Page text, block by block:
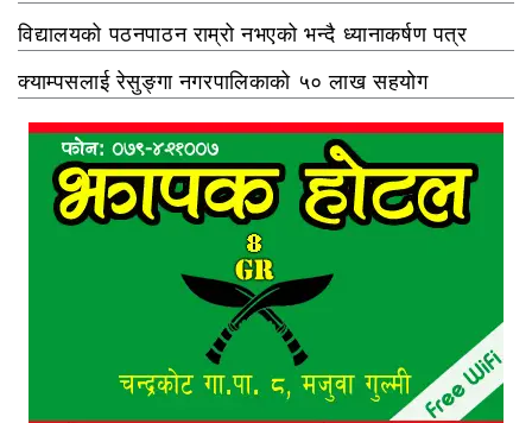
विद्यालयको पठनपाठन राम्रो नभएको भन्दै ध्यानाकर्षण पत्र
क्याम्पसलाई रेसुङ्गा नगरपालिकाको ५० लाख सहयोग